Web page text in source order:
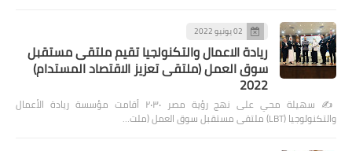
02 يونيو 2022
ريادة الاعمال والتكنولجيا تقيم ملتقى مستقبل
سوق العمل (ملتقى تعزيز الاقتصاد المستدام)
2022
✍️ سهيلة محي على نهج رؤية مصر ٢٠٣٠ أقامت مؤسسة ريادة الأعمال
والتكنولوجيا (LBT) ملتقى مستقبل سوق العمل (ملت…